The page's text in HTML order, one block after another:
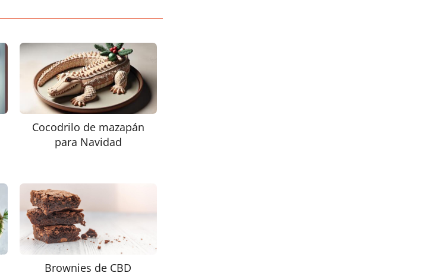
Cocodrilo de mazapán
para Navidad
Brownies de CBD